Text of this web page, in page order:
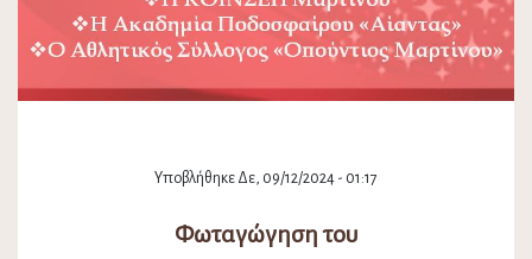
Υποβλήθηκε Δε, 09/12/2024 - 01:17
Φωταγώγηση του